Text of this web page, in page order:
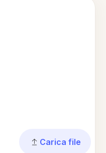
Carica file